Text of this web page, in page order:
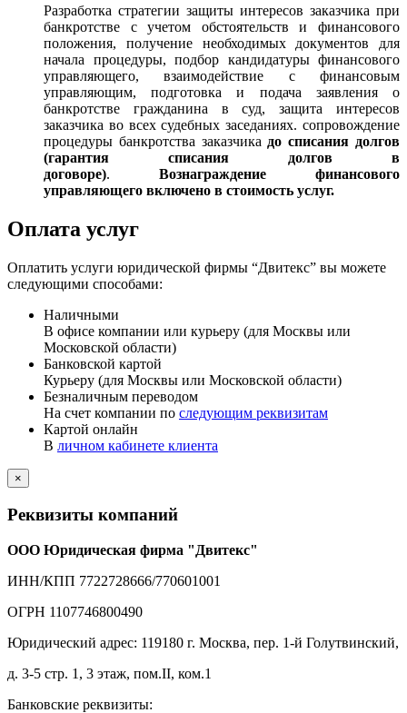
Разработка стратегии защиты интересов заказчика при
банкротстве с учетом обстоятельств и финансового
положения, получение необходимых документов для
начала процедуры, подбор кандидатуры финансового
управляющего, взаимодействие с финансовым
управляющим, подготовка и подача заявления о
банкротстве гражданина в суд, защита интересов
заказчика во всех судебных заседаниях. сопровождение
процедуры банкротства заказчика до списания долгов
(гарантия списания долгов в
договоре). Вознаграждение финансового
управляющего включено в стоимость услуг.
Оплата услуг
Оплатить услуги юридической фирмы “Двитекс” вы можете
следующими способами:
Наличными
В офисе компании или курьеру (для Москвы или
Московской области)
Банковской картой
Курьеру (для Москвы или Московской области)
Безналичным переводом
На счет компании по следующим реквизитам
Картой онлайн
В личном кабинете клиента
×
Реквизиты компаний
ООО Юридическая фирма "Двитекс"
ИНН/КПП 7722728666/770601001
ОГРН 1107746800490
Юридический адрес: 119180 г. Москва, пер. 1-й Голутвинский,
д. 3-5 стр. 1, 3 этаж, пом.II, ком.1
Банковские реквизиты: